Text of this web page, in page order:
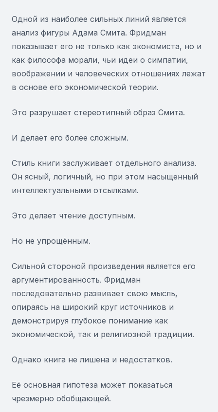
Одной из наиболее сильных линий является
анализ фигуры Адама Смита. Фридман
показывает его не только как экономиста, но и
как философа морали, чьи идеи о симпатии,
воображении и человеческих отношениях лежат
в основе его экономической теории.
Это разрушает стереотипный образ Смита.
И делает его более сложным.
Стиль книги заслуживает отдельного анализа.
Он ясный, логичный, но при этом насыщенный
интеллектуальными отсылками.
Это делает чтение доступным.
Но не упрощённым.
Сильной стороной произведения является его
аргументированность. Фридман
последовательно развивает свою мысль,
опираясь на широкий круг источников и
демонстрируя глубокое понимание как
экономической, так и религиозной традиции.
Однако книга не лишена и недостатков.
Её основная гипотеза может показаться
чрезмерно обобщающей.